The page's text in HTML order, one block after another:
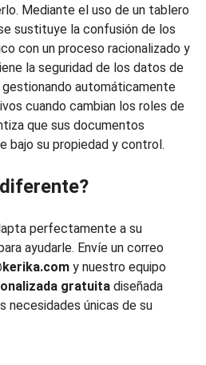
Mediante el uso de un tablero
sustituye la confusión de los
con un proceso racionalizado y
la seguridad de los datos de
gestionando automáticamente
cuando cambian los roles de
que sus documentos
bajo su propiedad y control.
perfectamente a su
ayudarle. Envíe un correo
y nuestro equipo
gratuita diseñada
necesidades únicas de su